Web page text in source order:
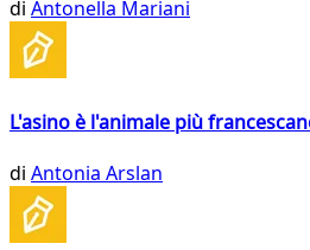
di Antonella Mariani
L'asino è l'animale più
di Antonia Arslan